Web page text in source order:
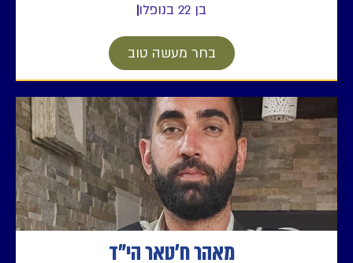
בן 22 בנופלו
בחר מעשה טוב
מאהר ח'טאר הי"ד